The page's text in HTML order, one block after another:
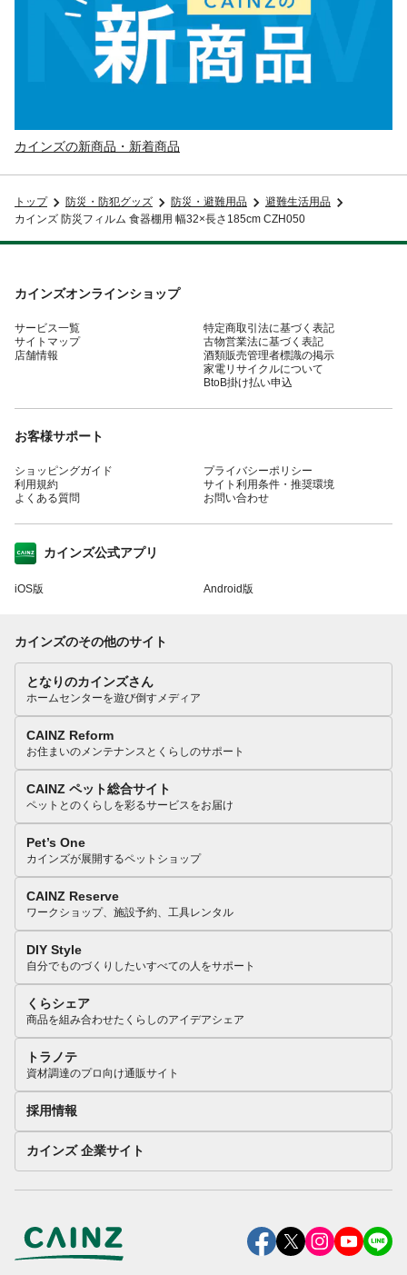
カインズの新商品・新着商品
トップ 防災・防犯グッズ 防災・避難用品
避難生活用品
カインズ 防災フィルム 食器棚用 幅32×長さ185cm CZH050
カインズオンラインショップ
サービス一覧
サイトマップ
店舗情報
特定商取引法に基づく表記
古物営業法に基づく表記
酒類販売管理者標識の掲示
家電リサイクルについて
BtoB掛け払い申込
お客様サポート
ショッピングガイド
利用規約
よくある質問
プライバシーポリシー
サイト利用条件・推奨環境
お問い合わせ
カインズ公式アプリ
iOS版 Android版
カインズのその他のサイト
となりのカインズさん
ホームセンターを遊び倒すメディア
CAINZ Reform
お住まいのメンテナンスとくらしのサポート
CAINZ ペット総合サイト
ペットとのくらしを彩るサービスをお届け
Pet’s One
カインズが展開するペットショップ
CAINZ Reserve
ワークショップ、施設予約、工具レンタル
DIY Style
自分でものづくりしたいすべての人をサポート
くらシェア
商品を組み合わせたくらしのアイデアシェア
トラノテ
資材調達のプロ向け通販サイト
採用情報
カインズ 企業サイト